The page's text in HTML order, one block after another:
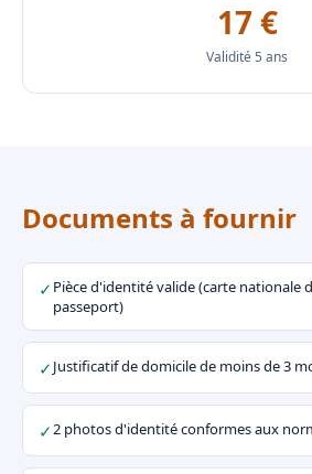
17 €
Validité 5 ans
Documents à fournir
✓ Pièce d'identité valide (carte nationale
passeport)
✓Justificatif de domicile de moins de 3
✓2 photos d'identité conformes aux